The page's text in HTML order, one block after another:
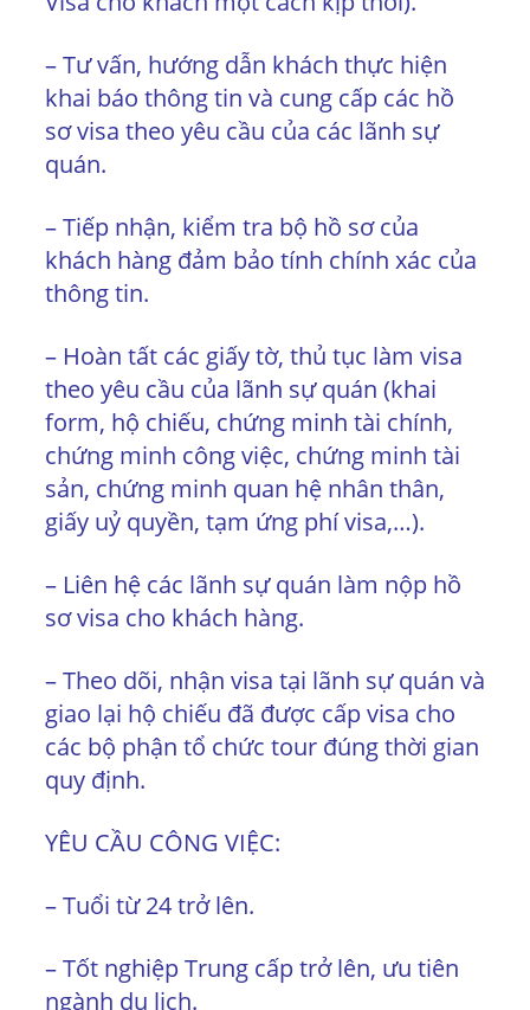
– Tư vấn, hướng dẫn khách thực hiện
khai báo thông tin và cung cấp các hồ
sơ visa theo yêu cầu của các lãnh sự
quán.
– Tiếp nhận, kiểm tra bộ hồ sơ của
khách hàng đảm bảo tính chính xác của
thông tin.
– Hoàn tất các giấy tờ, thủ tục làm visa
theo yêu cầu của lãnh sự quán (khai
form, hộ chiếu, chứng minh tài chính,
chứng minh công việc, chứng minh tài
sản, chứng minh quan hệ nhân thân,
giấy uỷ quyền, tạm ứng phí visa,…).
– Liên hệ các lãnh sự quán làm nộp hồ
sơ visa cho khách hàng.
– Theo dõi, nhận visa tại lãnh sự quán và
giao lại hộ chiếu đã được cấp visa cho
các bộ phận tổ chức tour đúng thời gian
quy định.
YÊU CẦU CÔNG VIỆC:
– Tuổi từ 24 trở lên.
– Tốt nghiệp Trung cấp trở lên, ưu tiên
ngành du lịch.